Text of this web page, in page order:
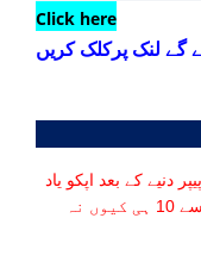
Click here
گے لنک پرکلک کریں
دنیے کے بعد اپکو یاد
ہیں پلیز ہمارےساتھ شئیر کریں بے شک 5 سے 10 ہی کیوں نہ